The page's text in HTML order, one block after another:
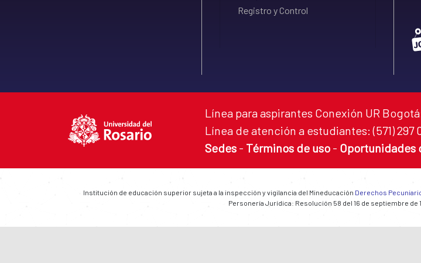
Registro y Control
Línea para aspirantes Conexión UR
Línea de atención a estudiantes: (571) 297
Sedes - Términos de uso - Oportunidades
Institución de educación superior sujeta a la inspección y vigilancia del Mineducación Derechos
Personería Jurídica: Resolución 58 del 16 de septiembre de